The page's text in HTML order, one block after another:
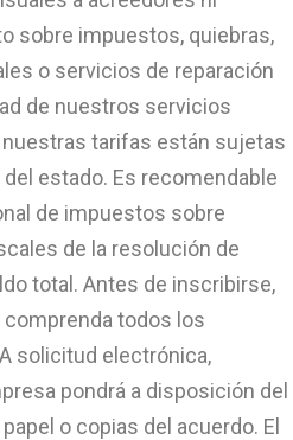
sobre impuestos, quiebras,
o servicios de reparación
de nuestros servicios
tarifas están sujetas
estado. Es recomendable
de impuestos sobre
de la resolución de
total. Antes de inscribirse,
todos los
solicitud electrónica,
pondrá a disposición del
o copias del acuerdo. El